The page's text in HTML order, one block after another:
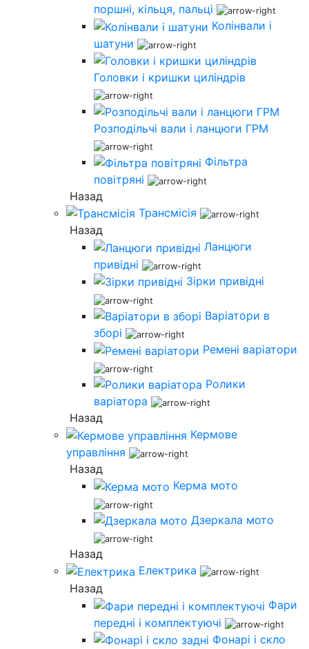
поршні, кільця, пальці
Колінвали і
шатуни
Головки і кришки циліндрів
Розподільчі вали і ланцюги ГРМ
Фільтра
повітряні
Назад
Трансмісія
Назад
Ланцюги
привідні
Зірки привідні
Варіатори в
зборі
Ремені варіатори
Ролики
варіатора
Назад
Кермове
управління
Назад
Керма мото
Дзеркала мото
Назад
Електрика
Назад
Фари
передні і комплектуючі
Фонарі і скло